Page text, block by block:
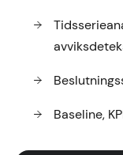
Baseline,